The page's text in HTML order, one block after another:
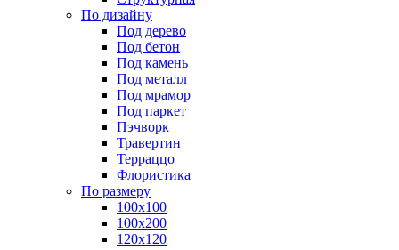
По дизайну
Под дерево
Под бетон
Под камень
Под металл
Под мрамор
Под паркет
Пэчворк
Травертин
Терраццо
Флористика
По размеру
100х100
100х200
120х120